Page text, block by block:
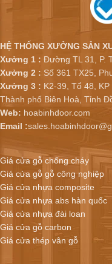
HỆ THỐNG XƯỞNG SẢN
Xưởng 1 : Đường TL 31, P.
Xưởng 2 : Số 361 TX25,
Xưởng 3 : K2-39, Tổ 48,
Thành phố Biên Hoà, Tỉnh
Web: hoabinhdoor.com
Email :
Giá cửa gỗ chống cháy
Giá cửa gỗ gỗ công nghiệp
Giá cửa nhựa composite
Giá cửa nhựa abs hàn quốc
Giá cửa nhựa đài loan
Giá cửa gỗ carbon
Giá cửa thép vân gỗ